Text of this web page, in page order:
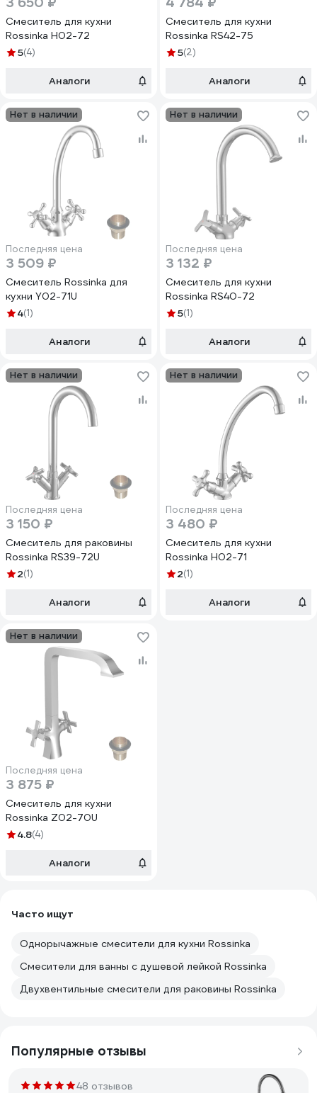
Смеситель для кухни
Rossinka Н02-72
5(4)
Аналоги
Смеситель для кухни
Rossinka RS42-75
5(2)
Аналоги
Нет в наличии
Последняя цена
3 509 ₽
Смеситель Rossinka для
кухни Y02-71U
4(1)
Аналоги
Нет в наличии
Последняя цена
3 132 ₽
Смеситель для кухни
Rossinka RS40-72
5(1)
Аналоги
Нет в наличии
Последняя цена
3 150 ₽
Смеситель для раковины
Rossinka RS39-72U
2(1)
Аналоги
Нет в наличии
Последняя цена
3 480 ₽
Смеситель для кухни
Rossinka H02-71
2(1)
Аналоги
Нет в наличии
Последняя цена
3 875 ₽
Смеситель для кухни
Rossinka Z02-70U
4.8(4)
Аналоги
Часто ищут
Однорычажные смесители для кухни Rossinka
Смесители для ванны с душевой лейкой Rossinka
Двухвентильные смесители для раковины Rossinka
Популярные отзывы
48 отзывов